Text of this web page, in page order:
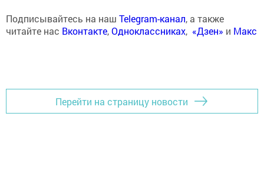
Подписывайтесь на наш Telegram-канал, а также
читайте нас Вконтакте,Одноклассниках, «Дзен» и Макс
Перейти на страницу новости